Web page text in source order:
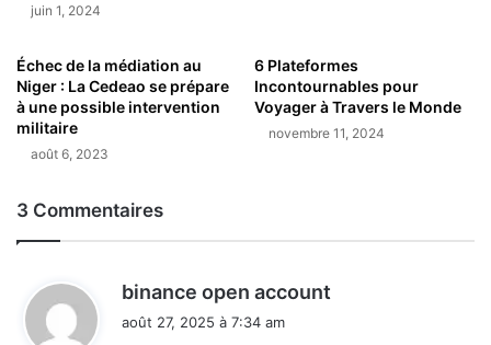
juin 1, 2024
Échec de la médiation au
Niger : La Cedeao se prépare
à une possible intervention
militaire
août 6, 2023
6 Plateformes
Incontournables pour
Voyager à Travers le Monde
novembre 11, 2024
3 Commentaires
binance open account
août 27, 2025 à 7:34 am